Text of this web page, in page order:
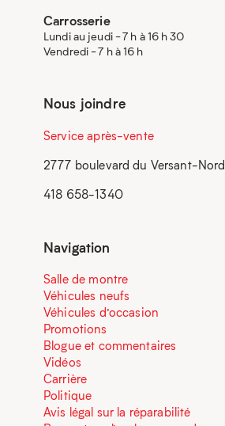
Carrosserie
Lundi au jeudi - 7 h à 16 h 30
Vendredi - 7 h à 16 h
Nous joindre
Service après-vente
2777 boulevard du Versant-Nord
418 658-1340
Navigation
Salle de montre
Véhicules neufs
Véhicules d’occasion
Promotions
Blogue et commentaires
Vidéos
Carrière
Politique
Avis légal sur la réparabilité